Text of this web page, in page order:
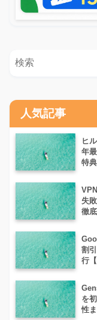
人気記事
ヒ
年
特
失
徹
割
行
を
性